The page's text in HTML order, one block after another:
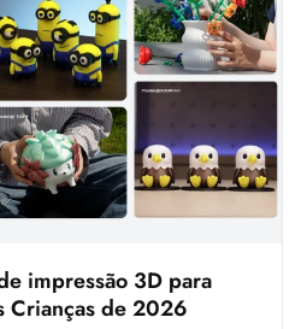
impressão 3D para
Crianças de 2026